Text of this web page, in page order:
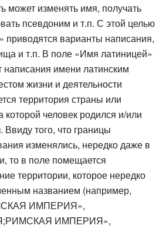
может изменять имя, получать
псевдоним и т.п. С этой целью
приводятся варианты написания,
и т.п. В поле «Имя латиницей»
написания имени латинским
жизни и деятельности
территория страны или
которой человек родился и/или
Ввиду того, что границы
изменялись, нередко даже в
то в поле помещается
территории, которое нередко
названием (например,
ИМПЕРИЯ»,
ИМПЕРИЯ»,